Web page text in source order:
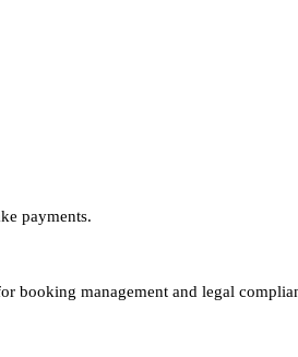
payments.
booking management and legal